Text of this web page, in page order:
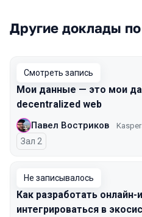
Другие доклады
Смотреть запись
Мои данные — это мои
decentralized web
Павел Востриков
Зал 2
Не записывалось
Как разработать онлайн-
интегрироваться в